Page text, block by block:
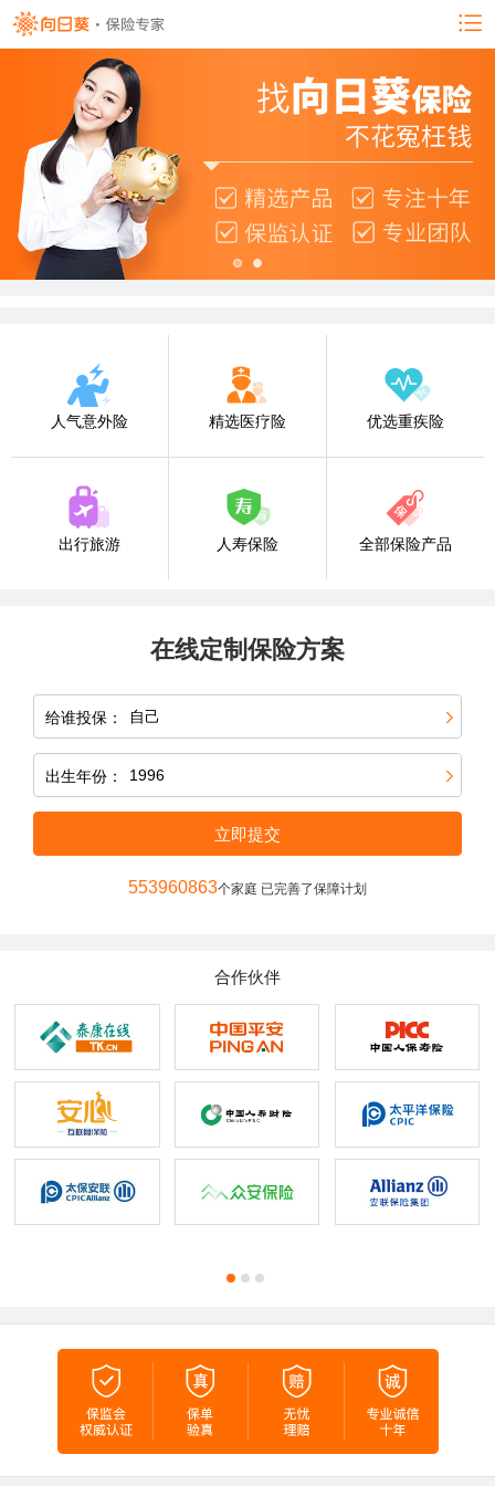
人气意外险 精选医疗险 优选重疾险
出行旅游 人寿保险 全部保险产品
在线定制保险方案
给谁投保：
出生年份：
立即提交
553960863个家庭 已完善了保障计划
合作伙伴